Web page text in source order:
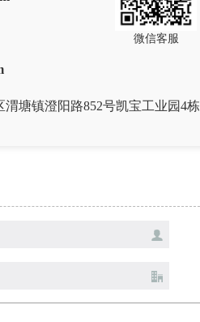
塘镇澄阳路852号凯宝工业园4栋
微信客服